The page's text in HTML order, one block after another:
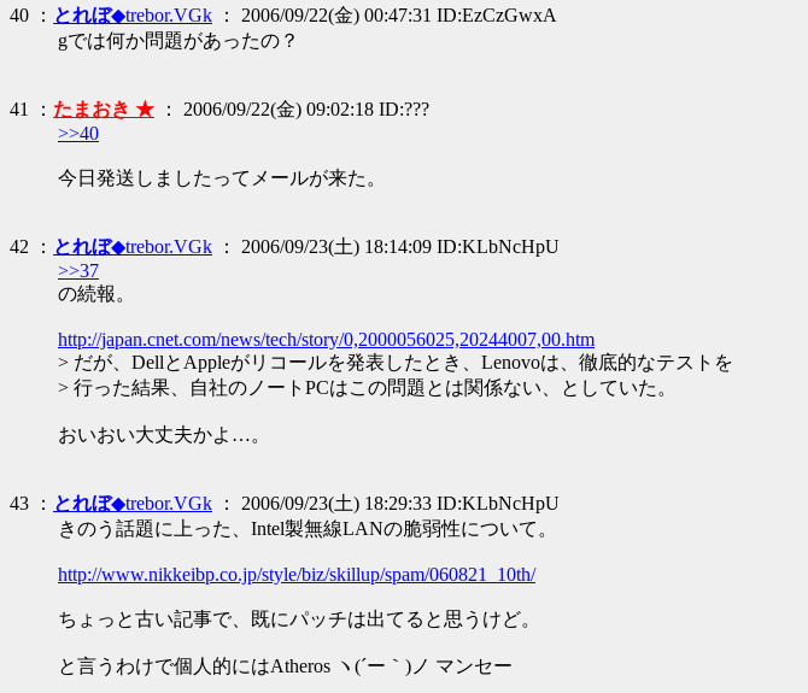
40 ： とれぼ◆trebor.VGk ： 2006/09/22(金) 00:47:31 ID:EzCzGwxA
gでは何か問題があったの？
41 ： たまおき ★ ： 2006/09/22(金) 09:02:18 ID:???
>>40
今日発送しましたってメールが来た。
42 ： とれぼ◆trebor.VGk ： 2006/09/23(土) 18:14:09 ID:KLbNcHpU
>>37
の続報。
http://japan.cnet.com/news/tech/story/0,2000056025,20244007,00.htm
> だが、DellとAppleがリコールを発表したとき、Lenovoは、徹底的なテストを
> 行った結果、自社のノートPCはこの問題とは関係ない、としていた。
おいおい大丈夫かよ…。
43 ： とれぼ◆trebor.VGk ： 2006/09/23(土) 18:29:33 ID:KLbNcHpU
きのう話題に上った、Intel製無線LANの脆弱性について。
http://www.nikkeibp.co.jp/style/biz/skillup/spam/060821_10th/
ちょっと古い記事で、既にパッチは出てると思うけど。
と言うわけで個人的にはAtheros ヽ(´ー｀)ノ マンセー